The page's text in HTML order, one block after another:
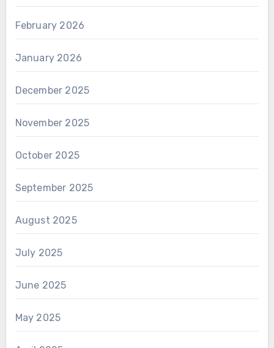
February 2026
January 2026
December 2025
November 2025
October 2025
September 2025
August 2025
July 2025
June 2025
May 2025